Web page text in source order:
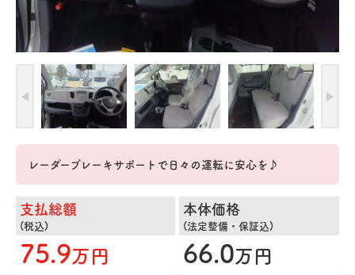
レーダーブレーキサポートで日々の運転に安心を♪
支払総額
(税込)
75.9万円
本体価格
(法定整備・保証込)
66.0万円